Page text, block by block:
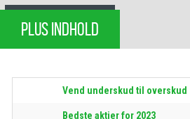
PLUS INDHOLD
Vend underskud til overskud
Bedste aktier for 2023